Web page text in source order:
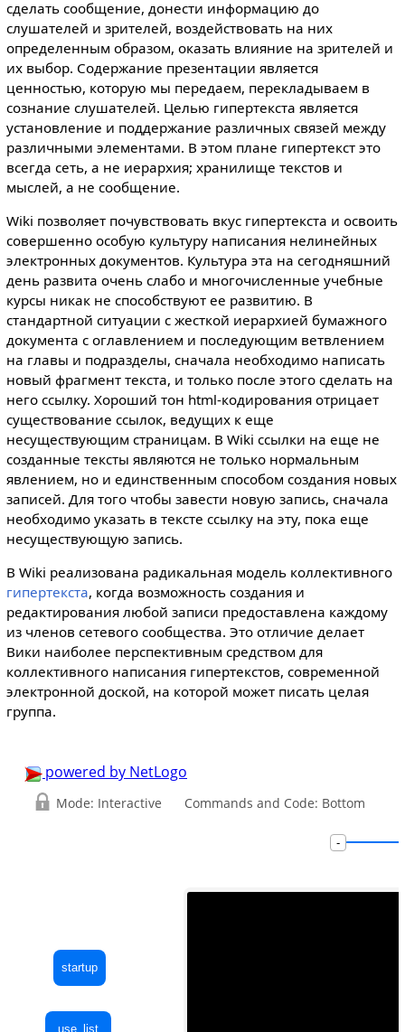
сделать сообщение, донести информацию до
слушателей и зрителей, воздействовать на них
определенным образом, оказать влияние на зрителей и
их выбор. Содержание презентации является
ценностью, которую мы передаем, перекладываем в
сознание слушателей. Целью гипертекста является
установление и поддержание различных связей между
различными элементами. В этом плане гипертекст это
всегда сеть, а не иерархия; хранилище текстов и
мыслей, а не сообщение.
Wiki позволяет почувствовать вкус гипертекста и освоить
совершенно особую культуру написания нелинейных
электронных документов. Культура эта на сегодняшний
день развита очень слабо и многочисленные учебные
курсы никак не способствуют ее развитию. В
стандартной ситуации с жесткой иерархией бумажного
документа с оглавлением и последующим ветвлением
на главы и подразделы, сначала необходимо написать
новый фрагмент текста, и только после этого сделать на
него ссылку. Хороший тон html-кодирования отрицает
существование ссылок, ведущих к еще
несуществующим страницам. В Wiki ссылки на еще не
созданные тексты являются не только нормальным
явлением, но и единственным способом создания новых
записей. Для того чтобы завести новую запись, сначала
необходимо указать в тексте ссылку на эту, пока еще
несуществующую запись.
В Wiki реализована радикальная модель коллективного
гипертекста, когда возможность создания и
редактирования любой записи предоставлена каждому
из членов сетевого сообщества. Это отличие делает
Вики наиболее перспективным средством для
коллективного написания гипертекстов, современной
электронной доской, на которой может писать целая
группа.